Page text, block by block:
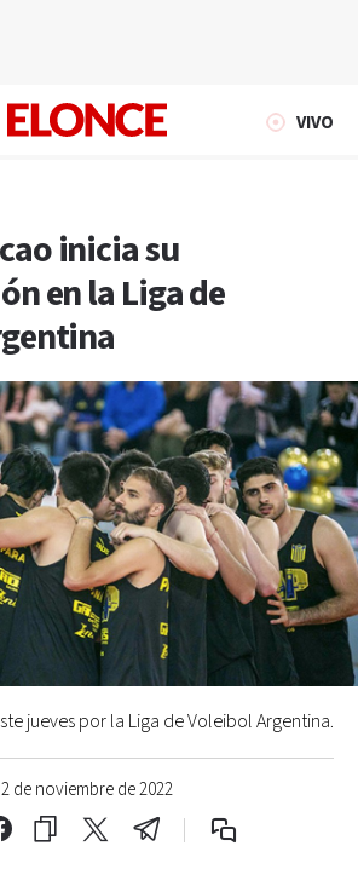
VIVO
inicia su
en la Liga de
2 de noviembre de 2022
jueves por la Liga de Voleibol Argentina.